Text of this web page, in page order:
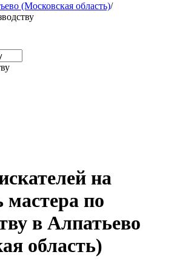
(Московская область)/
на
мастера по
в Алпатьево
область)